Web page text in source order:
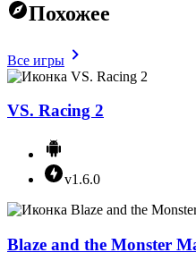
Похожее
Все игры
VS. Racing 2
v1.6.0
Blaze and the Monster